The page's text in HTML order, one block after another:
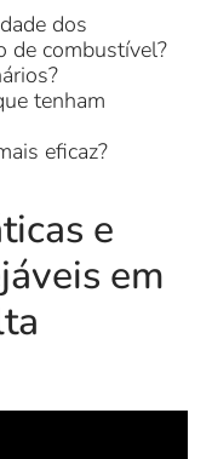
dos
de combustível?
tenham
eficaz?
e
em